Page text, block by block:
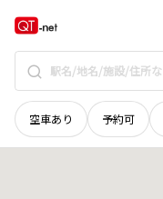
空車あり 予約可
北海道